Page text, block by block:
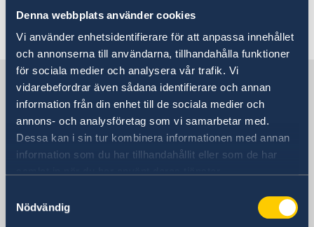
Denna webbplats använder cookies
Vi använder enhetsidentifierare för att anpassa innehållet
och annonserna till användarna, tillhandahålla funktioner
för sociala medier och analysera vår trafik. Vi
vidarebefordrar även sådana identifierare och annan
information från din enhet till de sociala medier och
annons- och analysföretag som vi samarbetar med.
Dessa kan i sin tur kombinera informationen med annan
information som du har tillhandahållit eller som de har
Nödvändig
Larmcentraler
Pass utomlands
Provisoriskt pass
Förnyelse av pass
Förlust av pass
Andra konsulära tjänster
Reseinformation
Ambassadens reseinformation
Aktuella händelser
Allmänna säkerhetsläget
Terrorism
Naturförhållanden och katastrofer
In- och utresebestämmelser
Hälso- och sjukvård
Kriminalitet och personlig säkerhet
Inför resan
Klicka på den rubrik i sidomenyn som du är
Sverige i São Tomé & Principé
Svenska utlandsmyndigheter i São
Tomé & Principé
Sverige har varken ambassad eller konsulat i
São Tomé & Principé. Kontakta istället: